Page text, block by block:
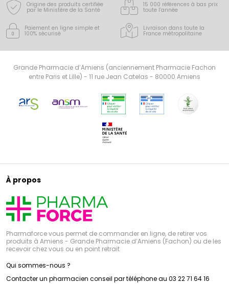
Origine des produits certifiée
par le Ministère de la Santé
15 000 références à bas prix
toute l’année
Paiement en ligne simple et
100% sécurisé
Livraison dans toute la
France métropolitaine
Grande Pharmacie d’Amiens (anciennement Pharmacie Fachon
entre Paris et Lille) - 11 rue Jean Catelas - 80000 Amiens
À propos
Pharmaforce vous permet de commander en ligne, de retirer vos
produits à Amiens - Grande Pharmacie d’Amiens (Fachon) ou de les
recevoir chez vous ou en point retrait
Qui sommes-nous ?
Contacter un pharmacien conseil par téléphone au 03 22 71 64 16